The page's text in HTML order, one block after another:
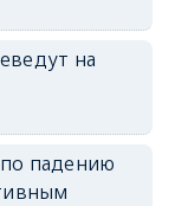
на
падению